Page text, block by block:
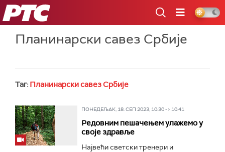
РТС
Планинарски савез Србије
Таг: Планинарски савез Србије
ПОНЕДЕЉАК, 18. СЕП 2023, 10:30 -> 10:41
Редовним пешачењем улажемо у
своје здравље
Највећи светски тренери и